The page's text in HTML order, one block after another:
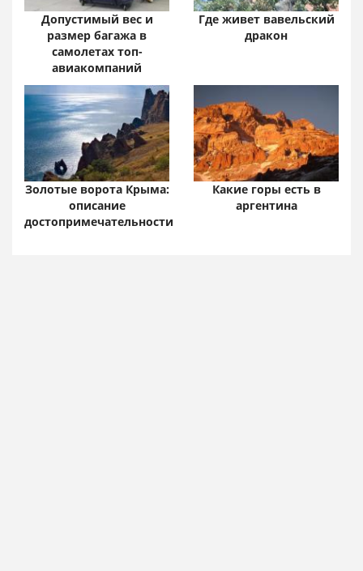
Допустимый вес и
размер багажа в
самолетах топ-
авиакомпаний
Где живет вавельский
дракон
Золотые ворота Крыма:
описание
достопримечательности
Какие горы есть в
аргентина